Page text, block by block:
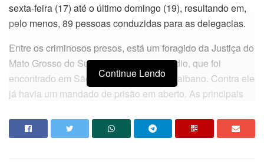
sexta-feira (17) até o último domingo (19), resultando em,
pelo menos, 89 pessoas conduzidas para as delegacias.
Entre os criminosos presos, está um foragido da Justiça do
Mato Grosso do Sul, acusado de homicídio, que foi
encontrado em São Bento, no sertão paraibano. Contra ele
já havia um mandado de prisão em aberto. As principais
Pessoa, Cabedelo, Queimadas, Esperança e Cajazeiras,
levando a prisão de infratores pelos crimes de tráfico, porte
Continue Lendo